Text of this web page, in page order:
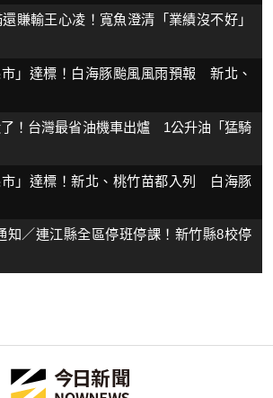
賺輸王心凌！寬魚澄清「業績沒不好」
」達標！白海豚颱風風雨預報 新北、
！台灣最省油機車出爐 1公升油「猛騎
市」達標！新北、桃竹苗都入列 白海豚
知／連江縣全區停班停課！新竹縣8校停